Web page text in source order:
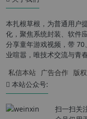
本扎根草根，为普通用户
化，聚焦系统封装、软件
分享童年游戏视频，带
业喧嚣，唯技术交流与青
私信本站 广告合作 版
本站公众号:
扫一扫关